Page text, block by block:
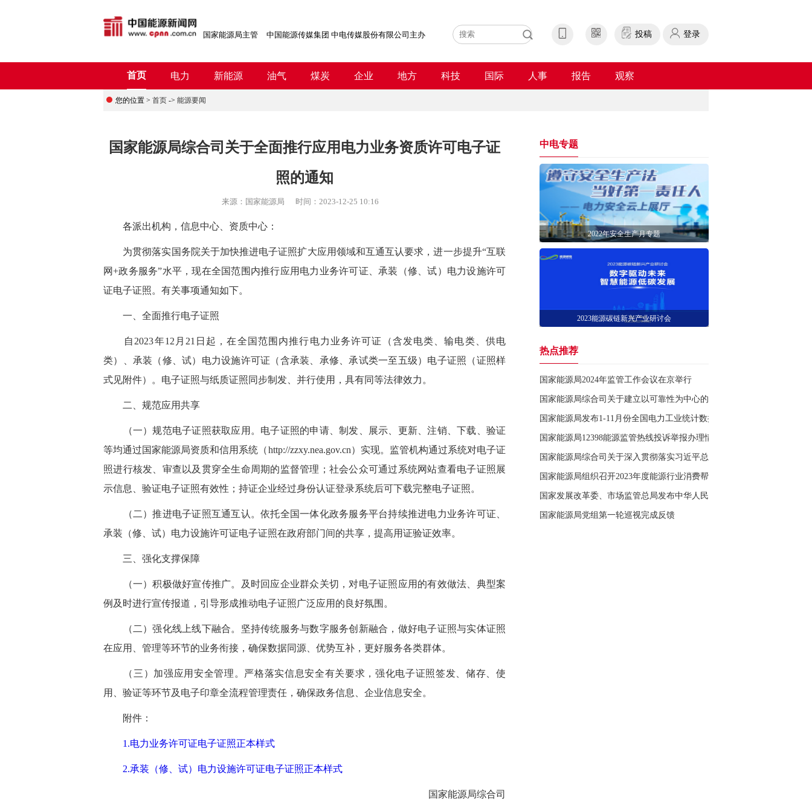
国家能源局主管 中国能源传媒集团 中电传媒股份有限公司主办 投稿 登录
首页 电力 新能源 油气 煤炭 企业 地方 科技 国际 人事 报告 观察
您的位置 > 首页 -> 能源要闻
国家能源局综合司关于全面推行应用电力业务资质许可电子证
照的通知
来源： 国家能源局 时间： 2023-12-25 10:16
各派出机构，信息中心、资质中心：
为贯彻落实国务院关于加快推进电子证照扩大应用领域和互通互认要求，进一步提升“互联
网+政务服务”水平，现在全国范围内推行应用电力业务许可证、承装（修、试）电力设施许可
证电子证照。有关事项通知如下。
一、全面推行电子证照
自2023年12月21日起，在全国范围内推行电力业务许可证（含发电类、输电类、供电
类）、承装（修、试）电力设施许可证（含承装、承修、承试类一至五级）电子证照（证照样
式见附件）。电子证照与纸质证照同步制发、并行使用，具有同等法律效力。
二、规范应用共享
（一）规范电子证照获取应用。电子证照的申请、制发、展示、更新、注销、下载、验证
等均通过国家能源局资质和信用系统（http://zzxy.nea.gov.cn）实现。监管机构通过系统对电子证
照进行核发、审查以及贯穿全生命周期的监督管理；社会公众可通过系统网站查看电子证照展
示信息、验证电子证照有效性；持证企业经过身份认证登录系统后可下载完整电子证照。
（二）推进电子证照互通互认。依托全国一体化政务服务平台持续推进电力业务许可证、
承装（修、试）电力设施许可证电子证照在政府部门间的共享，提高用证验证效率。
三、强化支撑保障
（一）积极做好宣传推广。及时回应企业群众关切，对电子证照应用的有效做法、典型案
例及时进行宣传报道，引导形成推动电子证照广泛应用的良好氛围。
（二）强化线上线下融合。坚持传统服务与数字服务创新融合，做好电子证照与实体证照
在应用、管理等环节的业务衔接，确保数据同源、优势互补，更好服务各类群体。
（三）加强应用安全管理。严格落实信息安全有关要求，强化电子证照签发、储存、使
用、验证等环节及电子印章全流程管理责任，确保政务信息、企业信息安全。
附件：
1.电力业务许可证电子证照正本样式
2.承装（修、试）电力设施许可证电子证照正本样式
国家能源局综合司
中电专题
2022年安全生产月专题
2023能源碳链新兴产业研讨会
热点推荐
国家能源局2024年监管工作会议在京举行
国家能源局综合司关于建立以可靠性为中心的电力设备检修专家库有关
国家能源局发布1-11月份全国电力工业统计数据
国家能源局12398能源监管热线投诉举报办理情况通报
国家能源局综合司关于深入贯彻落实习近平总书记重要指示精神 做好低
国家能源局组织召开2023年度能源行业消费帮扶合作行动交流会
国家发展改革委、市场监管总局发布中华人民共和国实行能源效率标识
国家能源局党组第一轮巡视完成反馈